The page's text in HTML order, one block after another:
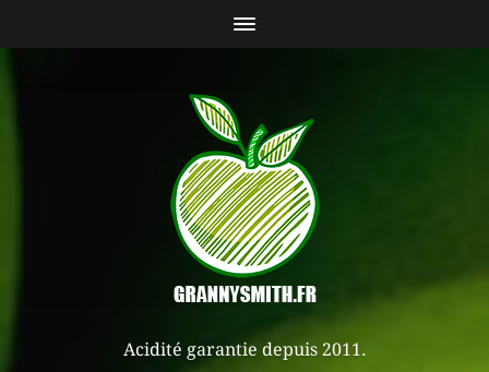
Acidité garantie depuis 2011.